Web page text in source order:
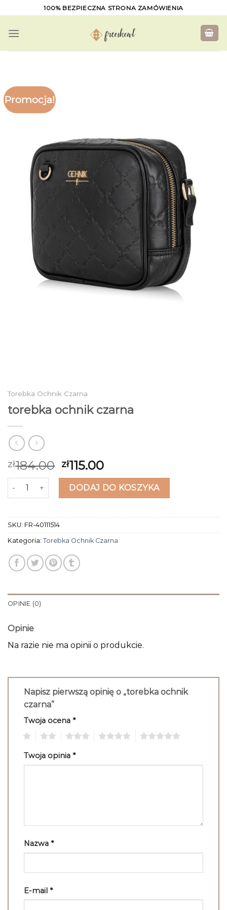
to
content
100% BEZPIECZNA STRONA ZAMÓWIENIA
Promocja!
Torebka Ochnik Czarna
torebka ochnik czarna
zł184.00 zł115.00
ilość torebka ochnik czarnaDODAJ DO KOSZYKA
SKU: FR-40111514
Kategoria: Torebka Ochnik Czarna
OPINIE (0)
Opinie
Na razie nie ma opinii o produkcie.
Napisz pierwszą opinię o „torebka ochnik
czarna”
Twoja ocena *
Twoja opinia *
Nazwa *
E-mail *